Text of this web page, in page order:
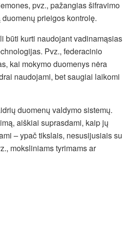
pvz., pažangias šifravimo
prieigos kontrolę.
būti kurti naudojant vadinamąsias
Pvz., federacinio
kai mokymo duomenys nėra
naudojami, bet saugiai laikomi
duomenų valdymo sistemų.
aiškiai suprasdami, kaip jų
– ypač tikslais, nesusijusiais su
moksliniams tyrimams ar